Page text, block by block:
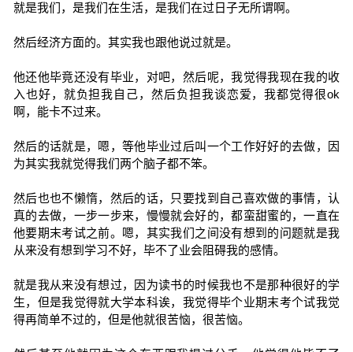
就是我们，是我们在生活，是我们在过日子无所谓啊。
然后经济方面的。其实我也跟他说过就是。
他还他毕竟还没有毕业，对吧，然后呢，我觉得我现在我的收
入也好，就负担我自己，然后负担我谈恋爱，我都觉得很ok
啊，能卡不过来。
然后的话就是，嗯，等他毕业过后叫一个工作好好的去做，因
为其实我就觉得我们两个脑子都不笨。
然后也也不懒惰，然后的话，只要找到自己喜欢做的事情，认
真的去做，一步一步来，慢慢就会好的，都蛮甜蜜的，一直在
他要期末考试之前。嗯，其实我们之间没有想到的问题就是我
从来没有想到学习不好，毕不了业会阻碍我的感情。
就是我从来没有想过，因为读书的时候我也不是那种很好的学
生，但是我觉得就大学本科诶，我觉得毕个业期末考个试我觉
得再简单不过的，但是他就很苦恼，很苦恼。